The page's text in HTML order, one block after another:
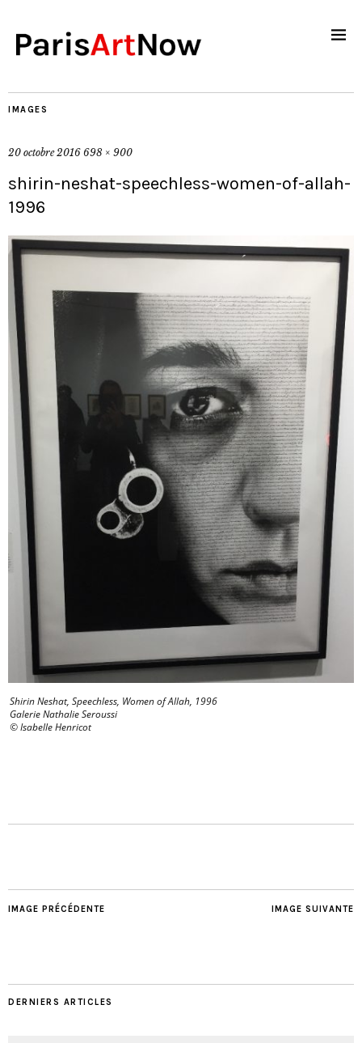
IMAGES
20 octobre 2016 698 × 900
shirin-neshat-speechless-women-of-allah-
1996
Shirin Neshat, Speechless, Women of Allah, 1996
Galerie Nathalie Seroussi
© Isabelle Henricot
IMAGE SUIVANTE
IMAGE PRÉCÉDENTE
DERNIERS ARTICLES